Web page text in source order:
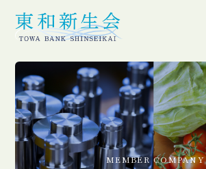
MEMBER COMPANY